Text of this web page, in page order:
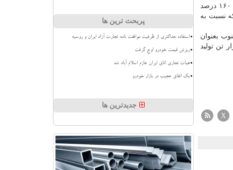
۶ درصد نسبت به مدت مشابه سال قبل داشته است این رقم برای شرکت المهدی و هرمزال بیشتر از ۶۶ هزار تن با رشدی معادل ۱۶۰ درصد
از ۹ هزار تن تولید داشته که نسبت به
بعنوان
ترین خط تولید این فلز در کشور افزوده شد که تابحال با با ورود ۶۴ دیگ به مدار تولید، حدود ۲۳ هزار تن تولید
X
پربحث ترین ها
استفاده حداکثری از ظرفیت موافقت نامه تجارت آزاد ایران و روسیه
ریزش قیمت خودرو اوج گرفت
هیات تجاری اتاق ایران عازم اسلام آباد شد
بک اتفاق عجیب در بازار خودرو
جدیدترین ها